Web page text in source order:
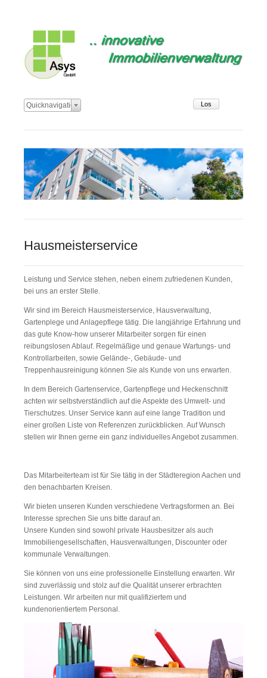
Zielseite
Quicknavigation
Hausmeisterservice
Leistung und Service stehen, neben einem zufriedenen Kunden,
bei uns an erster Stelle.
Wir sind im Bereich Hausmeisterservice, Hausverwaltung,
Gartenplege und Anlagepflege tätig. Die langjährige Erfahrung und
das gute Know-how unserer Mitarbeiter sorgen für einen
reibungslosen Ablauf. Regelmäßige und genaue Wartungs- und
Kontrollarbeiten, sowie Gelände-, Gebäude- und
Treppenhausreinigung können Sie als Kunde von uns erwarten.
In dem Bereich Gartenservice, Gartenpflege und Heckenschnitt
achten wir selbstverständlich auf die Aspekte des Umwelt- und
Tierschutzes. Unser Service kann auf eine lange Tradition und
einer großen Liste von Referenzen zurückblicken. Auf Wunsch
stellen wir Ihnen gerne ein ganz individuelles Angebot zusammen.
Das Mitarbeiterteam ist für Sie tätig in der Städteregion Aachen und
den benachbarten Kreisen.
Wir bieten unseren Kunden verschiedene Vertragsformen an. Bei
Interesse sprechen Sie uns bitte darauf an.
Unsere Kunden sind sowohl private Hausbesitzer als auch
Immobiliengesellschaften, Hausverwaltungen, Discounter oder
kommunale Verwaltungen.
Sie können von uns eine professionelle Einstellung erwarten. Wir
sind zuverlässig und stolz auf die Qualität unserer erbrachten
Leistungen. Wir arbeiten nur mit qualifiziertem und
kundenorientiertem Personal.